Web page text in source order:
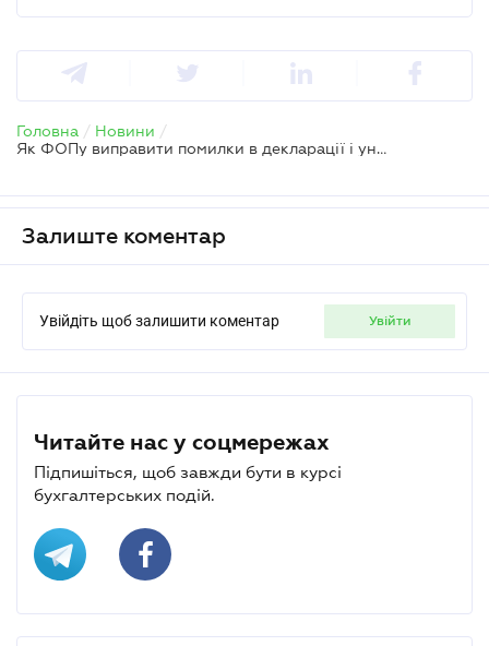
Головна / Новини /
Як ФОПу виправити помилки в декларації і уникнути штрафів
Залиште коментар
Увійдіть щоб залишити коментар увійти
Читайте нас у соцмережах
Підпишіться, щоб завжди бути в курсі
бухгалтерських подій.